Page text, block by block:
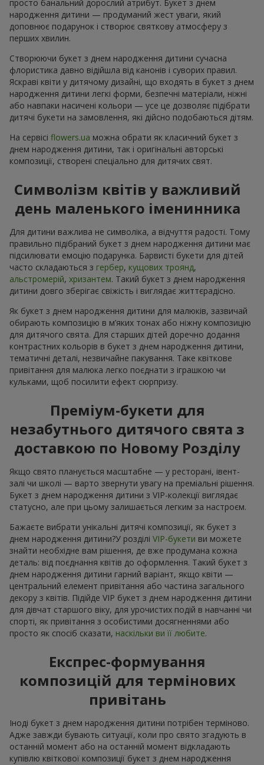
просто банальний дорослий атрибут. Букет з днем
народження дитини — продуманий жест уваги, який
доповнює подарунок і створює святкову атмосферу з
перших хвилин.
Створюючи букет з днем народження дитини сучасна
флористика давно відійшла від канонів і суворих правил.
Яскраві квіти у дитячому дизайні, що входять в букет з днем
народження дитини легкі форми, безпечні матеріали, ніжні
або навпаки насичені кольори — усе це дозволяє підібрати
дитячі букети на замовлення, які дійсно подобаються дітям.
На сервісі flowers.ua можна обрати як класичний букет з
днем народження дитини, так і оригінальні авторські
композиції, створені спеціально для дитячих свят.
Символізм квітів у важливий
день маленького іменинника
Для дитини важлива не символіка, а відчуття радості. Тому
правильно підібраний букет з днем народження дитини має
підсилювати емоцію подарунка. Барвисті букети для дітей
часто складаються з гербер, кущових троянд,
альстромерій, хризантем. Такий букет з днем народження
дитини довго зберігає свіжість і виглядає життєрадісно.
Як букет з днем народження дитини для малюків, зазвичай
обирають композицію в м’яких тонах або ніжну композицію
для дитячого свята. Для старших дітей доречно додання
контрастних кольорів в букет з днем народження дитини,
тематичні деталі, незвичайне пакування. Таке квіткове
привітання для малюка легко поєднати з іграшкою чи
кульками, щоб посилити ефект сюрпризу.
Преміум-букети для
незабутнього дитячого свята з
доставкою по Новому Розділу
Якщо свято планується масштабне — у ресторані, івент-
залі чи школі — варто звернути увагу на преміальні рішення.
Букет з днем народження дитини з VIP-колекції виглядає
статусно, але при цьому залишається легким за настроєм.
Бажаєте вибрати унікальні дитячі композиції, як букет з
днем народження дитини?У розділі VIP-букети ви можете
знайти необхідне вам рішення, де вже продумана кожна
деталь: від поєднання квітів до оформлення. Такий букет з
днем народження дитини гарний варіант, якщо квіти —
центральний елемент привітання або частина загального
декору з квітів. Підійде VIP букет з днем народження дитини
для дівчат старшого віку, для урочистих подій в навчанні чи
спорті, як привітання з особистими досягненнями або
просто як спосіб сказати, наскільки ви її любите.
Експрес-формування
композицій для термінових
привітань
Іноді букет з днем народження дитини потрібен терміново.
Адже завжди бувають ситуації, коли про свято згадують в
останній момент або на останній момент відкладають
купівлю квіткової композиції букет з днем народження